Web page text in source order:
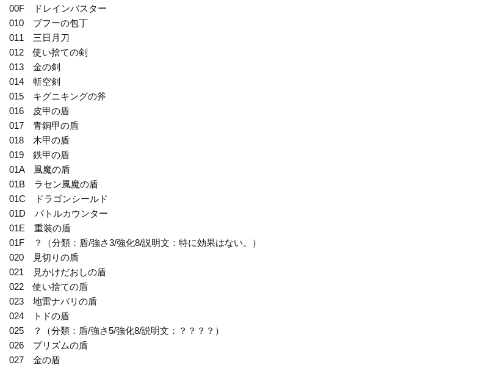
00F ドレインバスター
010 ブフーの包丁
011 三日月刀
012 使い捨ての剣
013 金の剣
014 斬空剣
015 キグニキングの斧
016 皮甲の盾
017 青銅甲の盾
018 木甲の盾
019 鉄甲の盾
01A 風魔の盾
01B ラセン風魔の盾
01C ドラゴンシールド
01D バトルカウンター
01E 重装の盾
01F ？（分類：盾/強さ3/強化8/説明文：特に効果はない。）
020 見切りの盾
021 見かけだおしの盾
022 使い捨ての盾
023 地雷ナバリの盾
024 トドの盾
025 ？（分類：盾/強さ5/強化8/説明文：？？？？）
026 プリズムの盾
027 金の盾